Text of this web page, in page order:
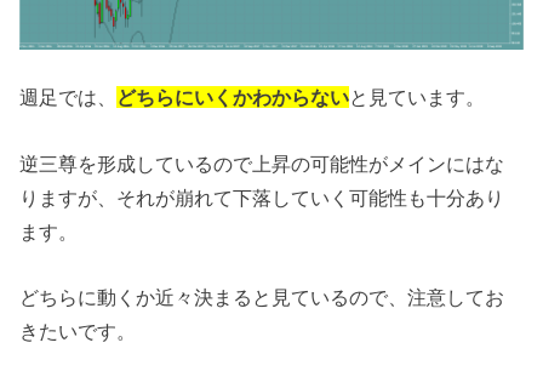
週足では、 どちらにいくかわからないと見ています。
逆三尊を形成しているので上昇の可能性がメインにはな
りますが、それが崩れて下落していく可能性も十分あり
ます。
どちらに動くか近々決まると見ているので、注意してお
きたいです。